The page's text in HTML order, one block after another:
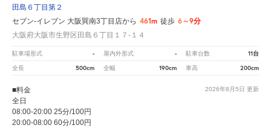
田島６丁目第２
セブン-イレブン 大阪巽南3丁目店から 461m 徒歩 6～9分
大阪府大阪市生野区田島６丁目１７‐１４
駐車場形式 - 屋内外形式 - 駐車台数 11台
全長 500cm 全幅 190cm 車高 200cm
2026年8月5日 更新
■料金
全日
08:00-20:00 25分/100円
20:00-08:00 60分/100円